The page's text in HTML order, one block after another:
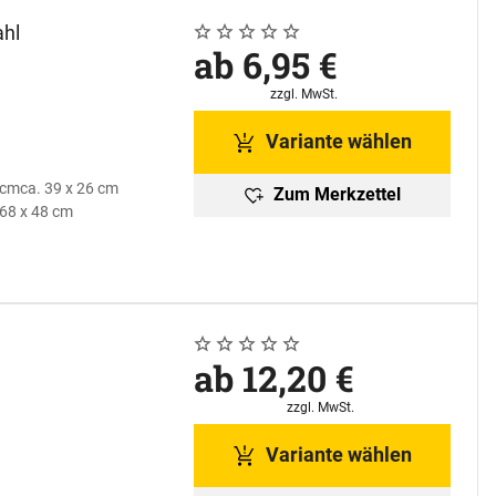
ca. 39 x 26 cm
x 48 cm
Noch keine Bewertungen abgegeben
0 Bewertungen
ab:
ab 6,95€
Steuerhinweis:
zzgl. MwSt.
Variante wählen
Zum Merkzettel
Noch keine Bewertungen abgegeben
0 Bewertungen
ab:
ab 12,20 €
Steuerhinweis:
zzgl. MwSt.
Variante wählen